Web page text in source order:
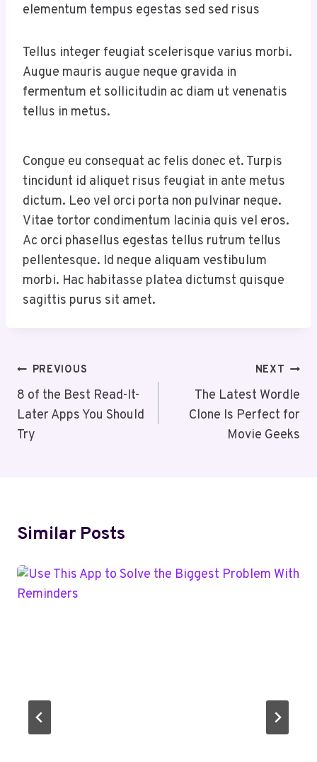
elementum tempus egestas sed sed risus
Tellus integer feugiat scelerisque varius morbi.
Augue mauris augue neque gravida in
fermentum et sollicitudin ac diam ut venenatis
tellus in metus.
Congue eu consequat ac felis donec et. Turpis
tincidunt id aliquet risus feugiat in ante metus
dictum. Leo vel orci porta non pulvinar neque.
Vitae tortor condimentum lacinia quis vel eros.
Ac orci phasellus egestas tellus rutrum tellus
pellentesque. Id neque aliquam vestibulum
morbi. Hac habitasse platea dictumst quisque
sagittis purus sit amet.
Post
Navigation
PREVIOUS
8 of the Best Read-It-
Later Apps You Should
Try
NEXT
The Latest Wordle
Clone Is Perfect for
Movie Geeks
Similar Posts